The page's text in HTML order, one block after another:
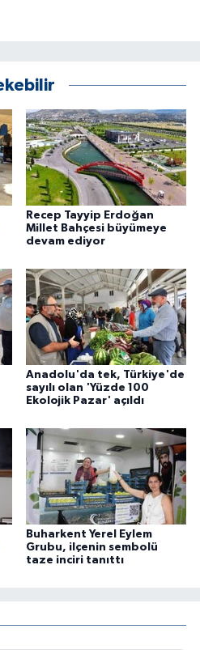
Recep Tayyip Erdoğan
Millet Bahçesi büyümeye
devam ediyor
Anadolu'da tek, Türkiye'de
sayılı olan 'Yüzde 100
Ekolojik Pazar' açıldı
Buharkent Yerel Eylem
Grubu, ilçenin sembolü
taze inciri tanıttı